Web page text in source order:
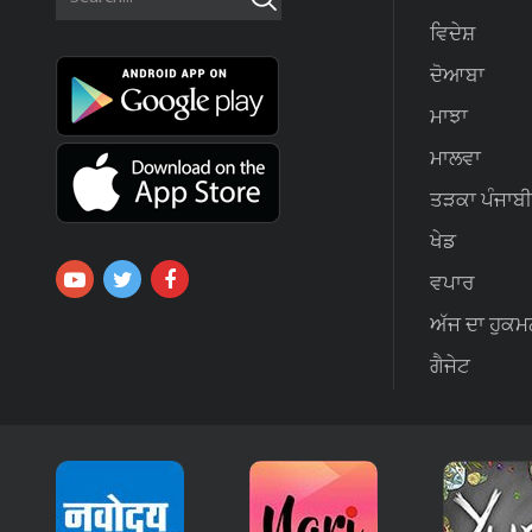
ਵਿਦੇਸ਼
ਦੋਆਬਾ
ਮਾਝਾ
ਮਾਲਵਾ
ਤੜਕਾ ਪੰਜਾਬੀ
ਖੇਡ
ਵਪਾਰ
ਅੱਜ ਦਾ
ਗੈਜੇਟ